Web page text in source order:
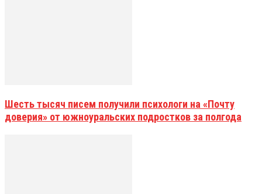
Шесть тысяч писем получили психологи на «Почту
доверия» от южноуральских подростков за полгода